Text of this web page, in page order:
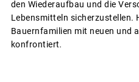
den Wiederaufbau und die
Lebensmitteln sicherzustellen.
Bauernfamilien mit neuen und
konfrontiert.